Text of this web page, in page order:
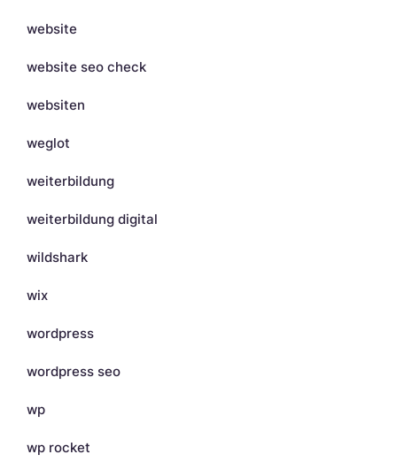
website
website seo check
websiten
weglot
weiterbildung
weiterbildung digital
wildshark
wix
wordpress
wordpress seo
wp
wp rocket